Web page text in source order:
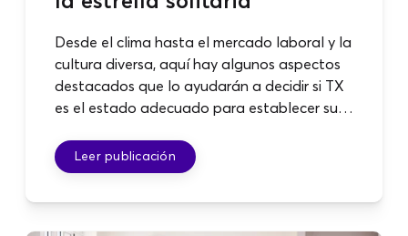
Desde el clima hasta el mercado laboral y la
cultura diversa, aquí hay algunos aspectos
destacados que lo ayudarán a decidir si TX
es el estado adecuado para establecer su
Leer publicación